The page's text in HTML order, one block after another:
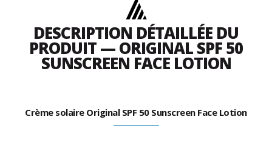
DESCRIPTION DÉTAILLÉE DU
PRODUIT — ORIGINAL SPF 50
SUNSCREEN FACE LOTION
Crème solaire Original SPF 50 Sunscreen Face Lotion